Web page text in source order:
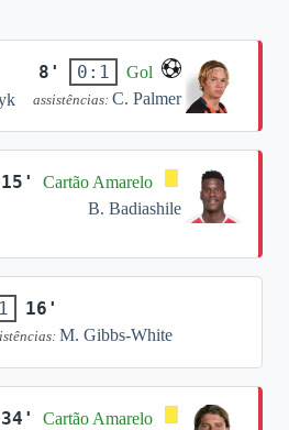
8' 0:1
Gol
assistências: C. Palmer
15'
Cartão Amarelo
B. Badiashile
16'
M. Gibbs-White
34'
Cartão Amarelo